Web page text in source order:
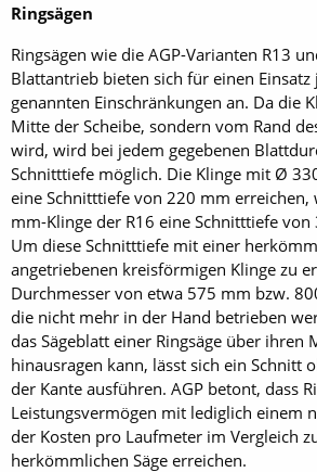
Ringsägen
Ringsägen wie die AGP-Varianten R13
Blattantrieb bieten sich für einen Einsatz
genannten Einschränkungen an. Da die
Mitte der Scheibe, sondern vom Rand
wird, wird bei jedem gegebenen
Schnitttiefe möglich. Die Klinge mit Ø
eine Schnitttiefe von 220 mm erreichen,
mm-Klinge der R16 eine Schnitttiefe
Um diese Schnitttiefe mit einer
angetriebenen kreisförmigen Klinge zu
Durchmesser von etwa 575 mm bzw.
die nicht mehr in der Hand betrieben
das Sägeblatt einer Ringsäge über ihren
hinausragen kann, lässt sich ein Schnitt
der Kante ausführen. AGP betont, dass
Leistungsvermögen mit lediglich einem
der Kosten pro Laufmeter im Vergleich
herkömmlichen Säge erreichen.